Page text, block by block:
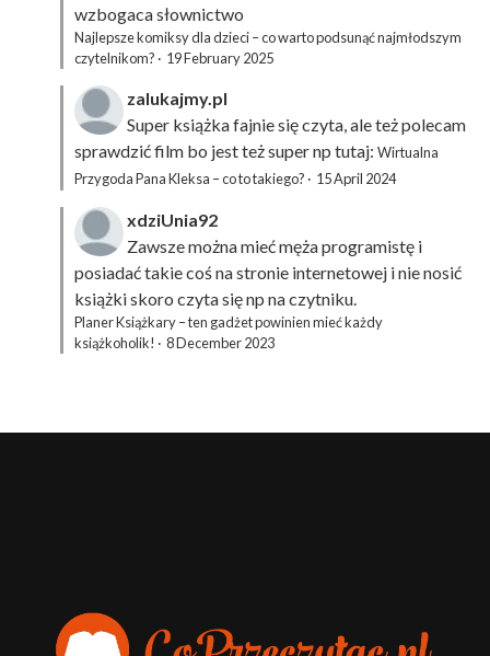
wzbogaca słownictwo
Najlepsze komiksy dla dzieci – co warto podsunąć najmłodszym
czytelnikom? · 19 February 2025
zalukajmy.pl
Super książka fajnie się czyta, ale też polecam
sprawdzić film bo jest też super np tutaj: Wirtualna
Przygoda Pana Kleksa – co to takiego? · 15 April 2024
xdziUnia92
Zawsze można mieć męża programistę i
posiadać takie coś na stronie internetowej i nie nosić
książki skoro czyta się np na czytniku.
Planer Książkary – ten gadżet powinien mieć każdy
książkoholik! · 8 December 2023